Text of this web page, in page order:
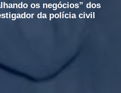
os negócios” dos
da polícia civil